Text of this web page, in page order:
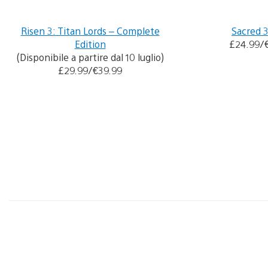
Risen 3: Titan Lords – Complete
Edition
(Disponibile a partire dal 10 luglio)
£29.99/€39.99
Sacred
£24.99/